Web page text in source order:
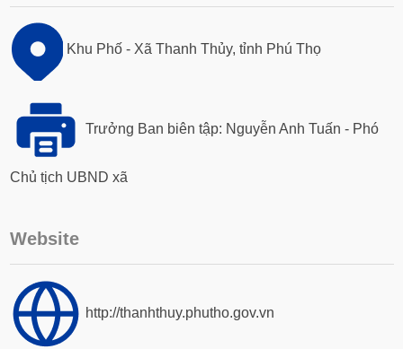
Khu Phố - Xã Thanh Thủy, tỉnh Phú Thọ
Trưởng Ban biên tập: Nguyễn Anh Tuấn - Phó
Chủ tịch UBND xã
Website
http://thanhthuy.phutho.gov.vn